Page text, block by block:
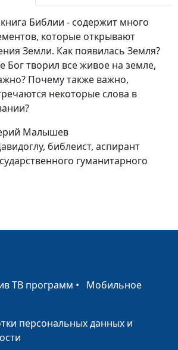
священнослужитель
Армен Матевосян,
священнослужитель
Армен Матевосян,
священнослужитель
#447
Армен Матевосян,
священнослужитель
Армен Матевосян,
священнослужитель
священнослужитель
Библии - содержит много
которые открывают
Земли. Как появилась Земля?
Бог творил все живое на земле,
Почему также важно,
некоторые слова в
Малышев
библеист, аспирант
гуманитарного
ТВ программ • Мобильное
персональных данных и